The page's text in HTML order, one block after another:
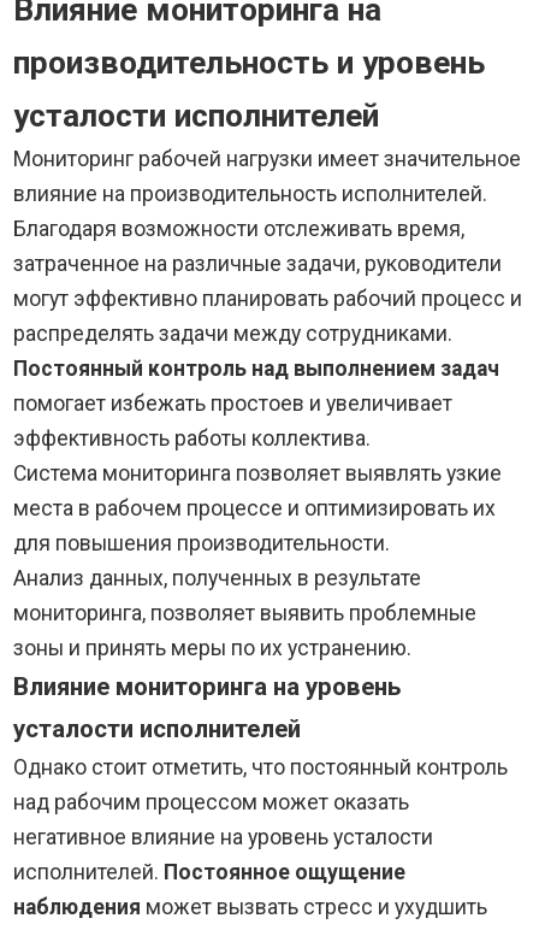
Влияние мониторинга на
производительность и уровень
усталости исполнителей
Мониторинг рабочей нагрузки имеет значительное
влияние на производительность исполнителей.
Благодаря возможности отслеживать время,
затраченное на различные задачи, руководители
могут эффективно планировать рабочий процесс и
распределять задачи между сотрудниками.
Постоянный контроль над выполнением задач
помогает избежать простоев и увеличивает
эффективность работы коллектива.
Система мониторинга позволяет выявлять узкие
места в рабочем процессе и оптимизировать их
для повышения производительности.
Анализ данных, полученных в результате
мониторинга, позволяет выявить проблемные
зоны и принять меры по их устранению.
Влияние мониторинга на уровень
усталости исполнителей
Однако стоит отметить, что постоянный контроль
над рабочим процессом может оказать
негативное влияние на уровень усталости
исполнителей. Постоянное ощущение
наблюдения может вызвать стресс и ухудшить